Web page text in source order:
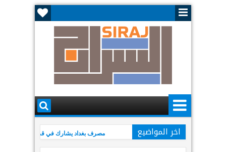
اخر المواضيع مصرف بغداد يشارك في قمة الأعمال